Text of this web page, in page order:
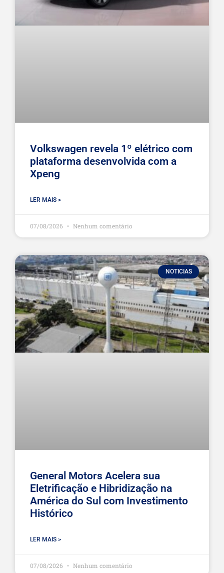
Volkswagen revela 1º elétrico com
plataforma desenvolvida com a
Xpeng
LER MAIS >
07/08/2026 Nenhum comentário
NOTICIAS
General Motors Acelera sua
Eletrificação e Hibridização na
América do Sul com Investimento
Histórico
LER MAIS >
07/08/2026 Nenhum comentário